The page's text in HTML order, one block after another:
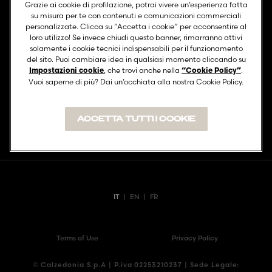
Link utili
Contatti
TORNA IN ALTO
IT | EN | FR
Terms of Use Privacy Policy
© Calzedonia S.p.A | P.iva 02253210237 | Sede Legale:
Grazie ai cookie di profilazione, potrai vivere un’esperienza fatta
su misura per te con contenuti e comunicazioni commerciali
personalizzate. Clicca su “Accetta i cookie” per acconsentire al
loro utilizzo! Se invece chiudi questo banner, rimarranno attivi
solamente i cookie tecnici indispensabili per il funzionamento
del sito. Puoi cambiare idea in qualsiasi momento cliccando su
Impostazioni cookie , che trovi anche nella “Cookie Policy”.
Vuoi saperne di più? Dai un’occhiata alla nostra Cookie Policy.
ACCETTA TUTTI I COOKIE